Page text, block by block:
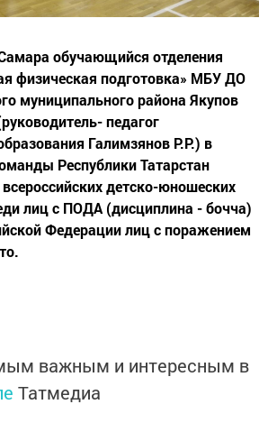
обучающийся отделения
физическая подготовка» МБУ ДО
муниципального района Якупов
педагог
Галимзянов Р.Р.) в
Республики Татарстан
детско-юношеских
лиц с ПОДА (дисциплина - бочча)
Федерации лиц с поражением
важным и интересным в
Татмедиа